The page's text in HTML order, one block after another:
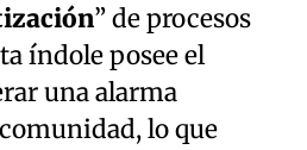
” de procesos
índole posee el
una alarma
lo que